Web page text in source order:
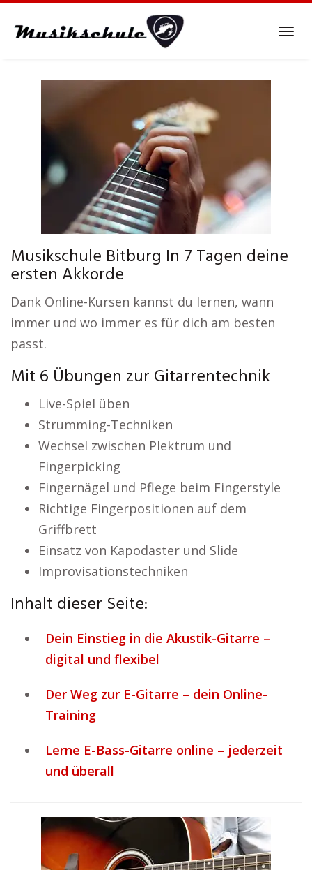
Musikschule Bitburg In 7 Tagen deine
ersten Akkorde
Dank Online-Kursen kannst du lernen, wann
immer und wo immer es für dich am besten
passt.
Mit 6 Übungen zur Gitarrentechnik
Live-Spiel üben
Strumming-Techniken
Wechsel zwischen Plektrum und
Fingerpicking
Fingernägel und Pflege beim Fingerstyle
Richtige Fingerpositionen auf dem
Griffbrett
Einsatz von Kapodaster und Slide
Improvisationstechniken
Inhalt dieser Seite:
Dein Einstieg in die Akustik-Gitarre –
digital und flexibel
Der Weg zur E-Gitarre – dein Online-
Training
Lerne E-Bass-Gitarre online – jederzeit
und überall